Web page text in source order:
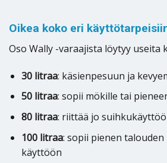
Oikea koko eri
Oso Wally -varaajista löytyy useita
30 litraa: käsienpesuun ja
50 litraa: sopii mökille tai
80 litraa: riittää jo
100 litraa: sopii pienen
käyttöön